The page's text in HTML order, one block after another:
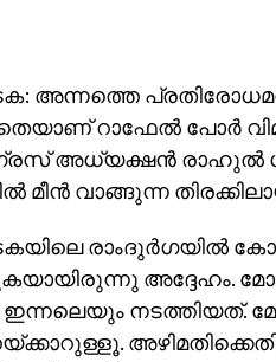
അന്നത്തെ
റാഫേല്‍ പോര്‍
അധ്യക്ഷന്‍ രാഹുല്‍
മീന്‍ വാങ്ങുന്ന
രാംദുര്‍ഗയില്‍
അദ്ദേഹം.
നടത്തിയത്.